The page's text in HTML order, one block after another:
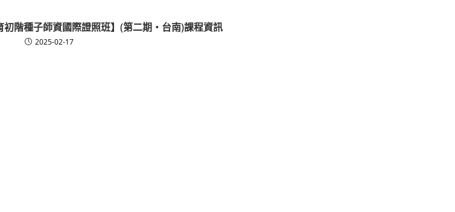
初階種子師資國際證照班】(第二期‧台南)課程資訊
2025-02-17